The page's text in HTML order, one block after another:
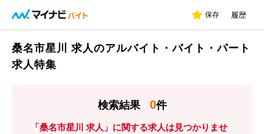
保存 履歴
桑名市星川 求人のアルバイト・バイト・パート
求人特集
検索結果 0件
「桑名市星川 求人」に関する求人は見つかりませ